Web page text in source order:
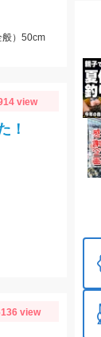
般）50cm
view
！
view